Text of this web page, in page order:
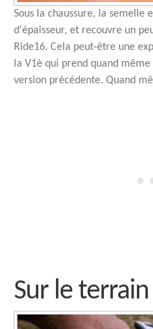
Sous la chaussure, la semelle
d'épaisseur, et recouvre un
Ride16. Cela peut-être une
la V1è qui prend quand
version précédente. Quand
Sur le terrain